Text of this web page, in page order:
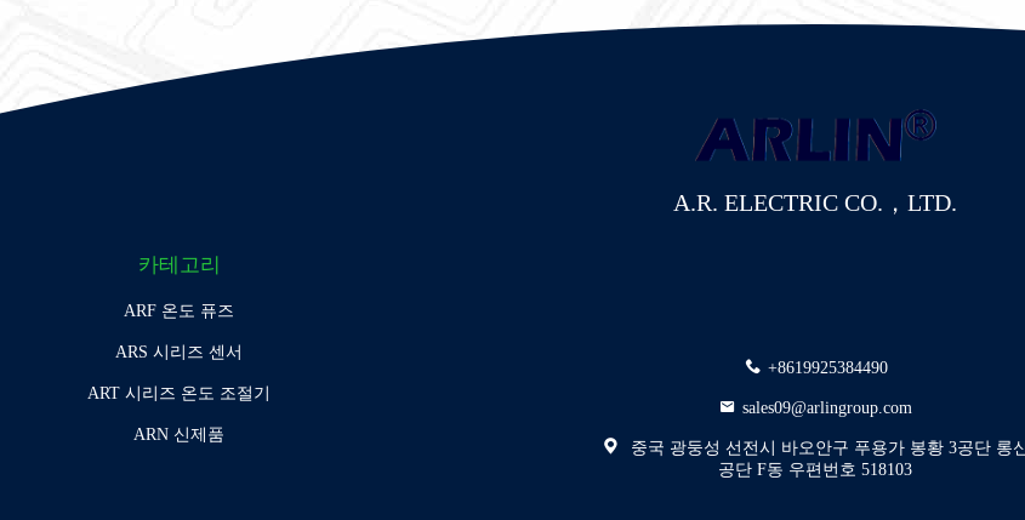
A.R. ELECTRIC CO.，LTD.
카테고리
ARF 온도 퓨즈
ARS 시리즈 센서
ART 시리즈 온도 조절기
ARN 신제품
+8619925384490
sales09@arlingroup.com
중국 광둥성 선전시 바오안구 푸용가 봉황 3공단 롱신
공단 F동 우편번호 518103